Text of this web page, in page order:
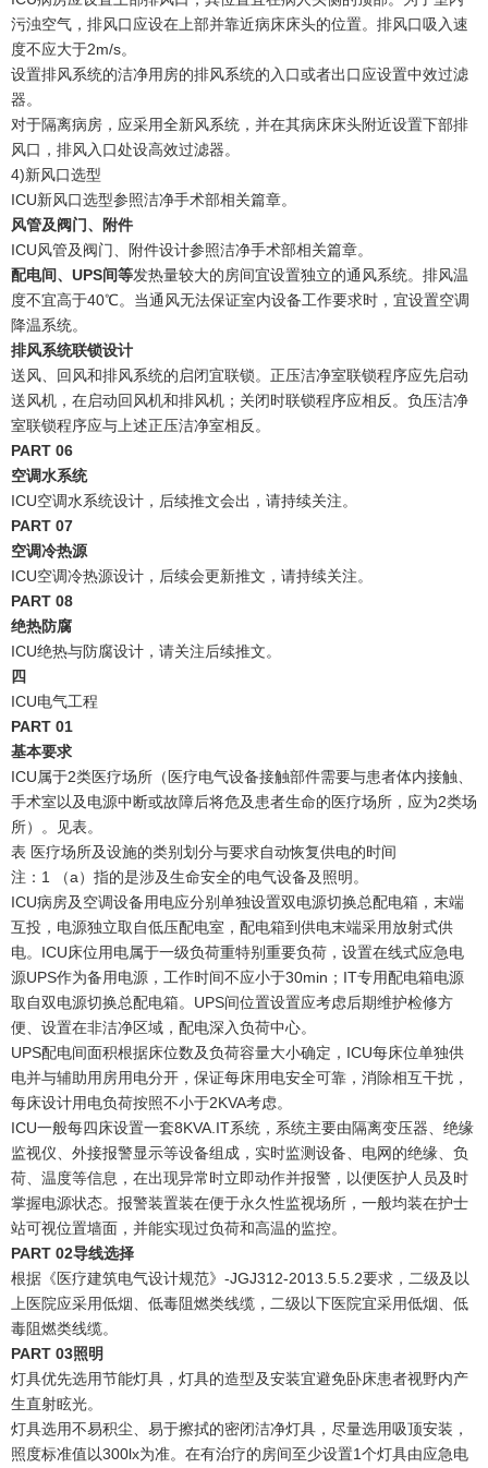
污浊空气，排风口应设在上部并靠近病床床头的位置。排风口吸入速
度不应大于2m/s。
设置排风系统的洁净用房的排风系统的入口或者出口应设置中效过滤
器。
对于隔离病房，应采用全新风系统，并在其病床床头附近设置下部排
风口，排风入口处设高效过滤器。
4)新风口选型
ICU新风口选型参照洁净手术部相关篇章。
风管及阀门、附件
ICU风管及阀门、附件设计参照洁净手术部相关篇章。
配电间、UPS间等发热量较大的房间宜设置独立的通风系统。排风温
度不宜高于40℃。当通风无法保证室内设备工作要求时，宜设置空调
降温系统。
排风系统联锁设计
送风、回风和排风系统的启闭宜联锁。正压洁净室联锁程序应先启动
送风机，在启动回风机和排风机；关闭时联锁程序应相反。负压洁净
室联锁程序应与上述正压洁净室相反。
PART 06
空调水系统
ICU空调水系统设计，后续推文会出，请持续关注。
PART 07
空调冷热源
ICU空调冷热源设计，后续会更新推文，请持续关注。
PART 08
绝热防腐
ICU绝热与防腐设计，请关注后续推文。
四
ICU电气工程
PART 01
基本要求
ICU属于2类医疗场所（医疗电气设备接触部件需要与患者体内接触、
手术室以及电源中断或故障后将危及患者生命的医疗场所，应为2类场
所）。见表。
表 医疗场所及设施的类别划分与要求自动恢复供电的时间
注：1 （a）指的是涉及生命安全的电气设备及照明。
ICU病房及空调设备用电应分别单独设置双电源切换总配电箱，末端
互投，电源独立取自低压配电室，配电箱到供电末端采用放射式供
电。ICU床位用电属于一级负荷重特别重要负荷，设置在线式应急电
源UPS作为备用电源，工作时间不应小于30min；IT专用配电箱电源
取自双电源切换总配电箱。UPS间位置设置应考虑后期维护检修方
便、设置在非洁净区域，配电深入负荷中心。
UPS配电间面积根据床位数及负荷容量大小确定，ICU每床位单独供
电并与辅助用房用电分开，保证每床用电安全可靠，消除相互干扰，
每床设计用电负荷按照不小于2KVA考虑。
ICU一般每四床设置一套8KVA.IT系统，系统主要由隔离变压器、绝缘
监视仪、外接报警显示等设备组成，实时监测设备、电网的绝缘、负
荷、温度等信息，在出现异常时立即动作并报警，以便医护人员及时
掌握电源状态。报警装置装在便于永久性监视场所，一般均装在护士
站可视位置墙面，并能实现过负荷和高温的监控。
PART 02导线选择
根据《医疗建筑电气设计规范》-JGJ312-2013.5.5.2要求，二级及以
上医院应采用低烟、低毒阻燃类线缆，二级以下医院宜采用低烟、低
毒阻燃类线缆。
PART 03照明
灯具优先选用节能灯具，灯具的造型及安装宜避免卧床患者视野内产
生直射眩光。
灯具选用不易积尘、易于擦拭的密闭洁净灯具，尽量选用吸顶安装，
照度标准值以300lx为准。在有治疗的房间至少设置1个灯具由应急电